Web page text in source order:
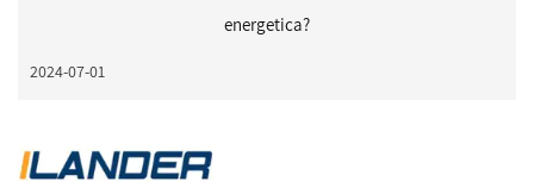
energetica?
2024-07-01